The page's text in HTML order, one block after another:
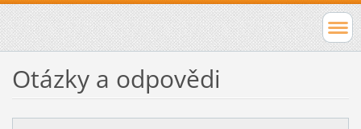
Otázky a odpovědi